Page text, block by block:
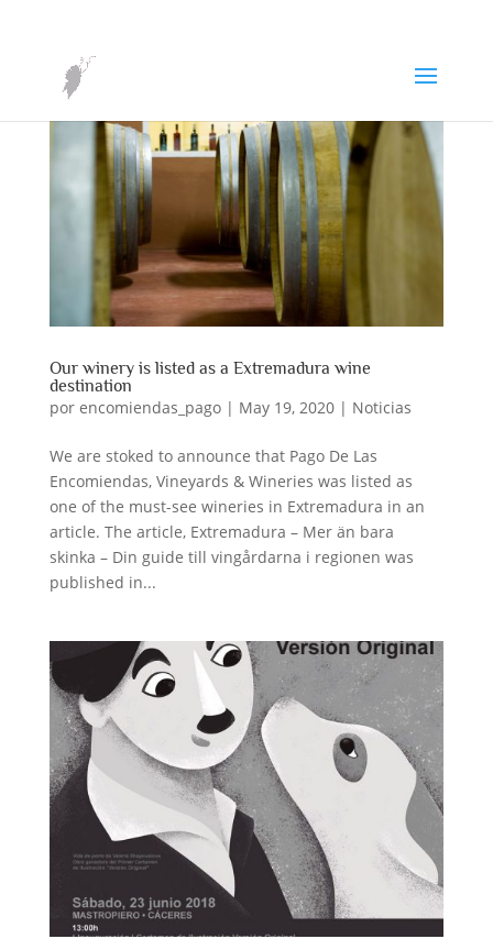
Our winery is listed as a Extremadura wine
destination
por encomiendas_pago| May 19, 2020| Noticias
We are stoked to announce that Pago De Las
Encomiendas, Vineyards & Wineries was listed as
one of the must-see wineries in Extremadura in an
article. The article, Extremadura – Mer än bara
skinka – Din guide till vingårdarna i regionen was
published in...